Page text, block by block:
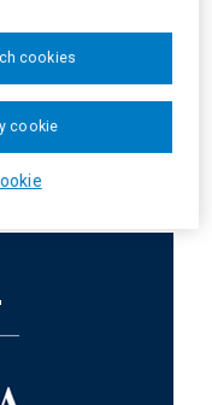
359/05).
2009 Sb., daňový řád.
cookies
cookie